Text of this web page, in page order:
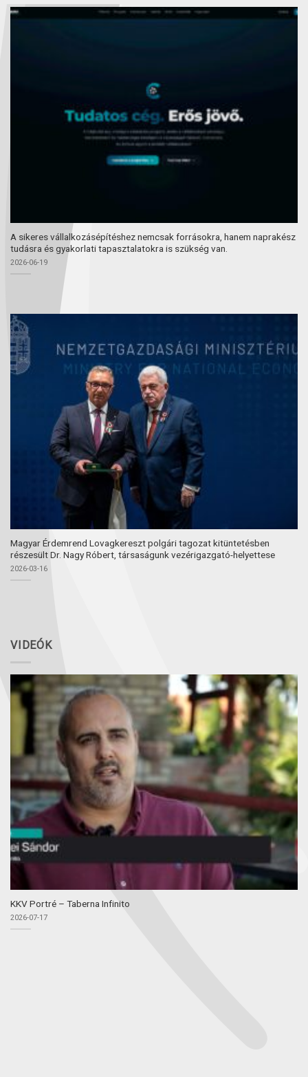
A sikeres vállalkozásépítéshez nemcsak forrásokra, hanem naprakész
tudásra és gyakorlati tapasztalatokra is szükség van.
2026-06-19
Magyar Érdemrend Lovagkereszt polgári tagozat kitüntetésben
részesült Dr. Nagy Róbert, társaságunk vezérigazgató-helyettese
2026-03-16
VIDEÓK
KKV Portré – Taberna Infinito
2026-07-17